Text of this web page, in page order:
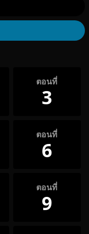
ตอนที่
3
ตอนที่
6
ตอนที่
9